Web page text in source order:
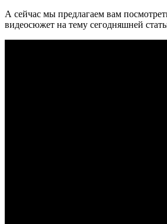
А сейчас мы предлагаем вам
видеосюжет на тему сегодняшней